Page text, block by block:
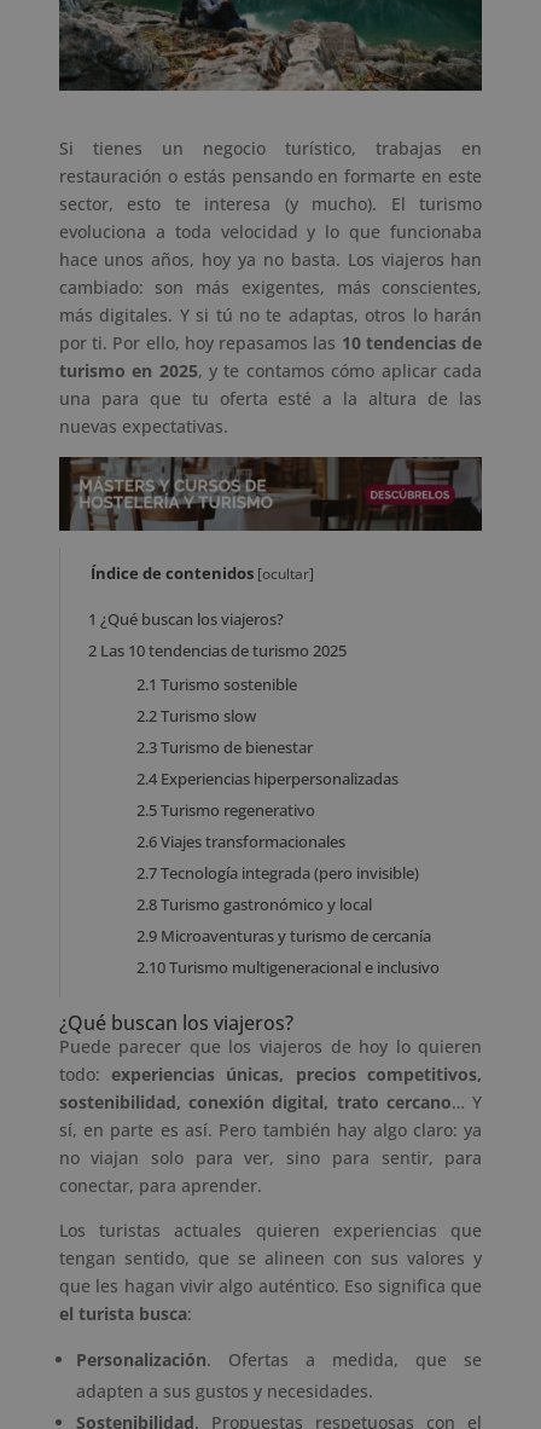
Si tienes un negocio turístico, trabajas en
restauración o estás pensando en formarte en este
sector, esto te interesa (y mucho). El turismo
evoluciona a toda velocidad y lo que funcionaba
hace unos años, hoy ya no basta. Los viajeros han
cambiado: son más exigentes, más conscientes,
más digitales. Y si tú no te adaptas, otros lo harán
por ti. Por ello, hoy repasamos las 10 tendencias de
turismo en 2025, y te contamos cómo aplicar cada
una para que tu oferta esté a la altura de las
nuevas expectativas.
Índice de contenidos [ocultar]
1 ¿Qué buscan los viajeros?
2Las 10 tendencias de turismo 2025
2.1 Turismo sostenible
2.2Turismo slow
2.3Turismo de bienestar
2.4Experiencias hiperpersonalizadas
2.5Turismo regenerativo
2.6Viajes transformacionales
2.7Tecnología integrada (pero invisible)
2.8Turismo gastronómico y local
2.9Microaventuras y turismo de cercanía
2.10Turismo multigeneracional e inclusivo
¿Qué buscan los viajeros?
Puede parecer que los viajeros de hoy lo quieren
todo:experiencias únicas, precios competitivos,
sostenibilidad, conexión digital, trato cercano… Y
sí, en parte es así. Pero también hay algo claro: ya
no viajan solo para ver, sino para sentir, para
conectar, para aprender.
Los turistas actuales quieren experiencias que
tengan sentido, que se alineen con sus valores y
que les hagan vivir algo auténtico. Eso significa que
el turista busca:
Personalización. Ofertas a medida, que se
adapten a sus gustos y necesidades.
Sostenibilidad. Propuestas respetuosas con el